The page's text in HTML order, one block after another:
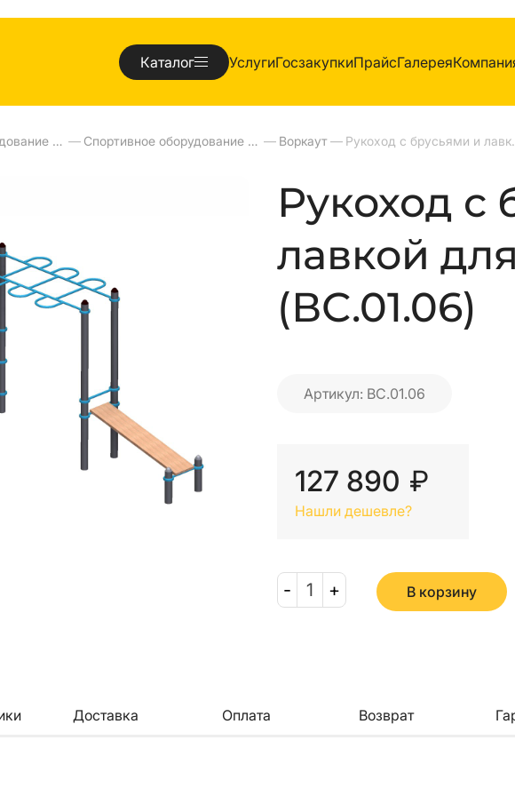
Каталог УслугиГосзакупкиПрайсГалерея
Спортивное оборудование и тренажеры для улиц — Спортивное оборудование для улиц — Воркаут — Рукоход с
Рукоход с
лавкой
(ВС.01.06)
Артикул: ВС.01.06
127 890 ₽
Нашли дешевле?
- 1 + В корзину
Доставка Оплата Возврат